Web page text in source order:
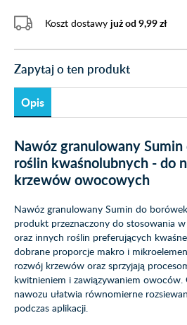
Koszt dostawy już od 9,99 zł
Zapytaj o ten produkt
Opis
Nawóz granulowany
roślin kwaśnolubnych - do
krzewów owocowych
Nawóz granulowany Sumin do
produkt przeznaczony do stosowania
oraz innych roślin preferujących
dobrane proporcje makro i
rozwój krzewów oraz sprzyjają
kwitnieniem i zawiązywaniem owoców.
nawozu ułatwia równomierne
podczas aplikacji.